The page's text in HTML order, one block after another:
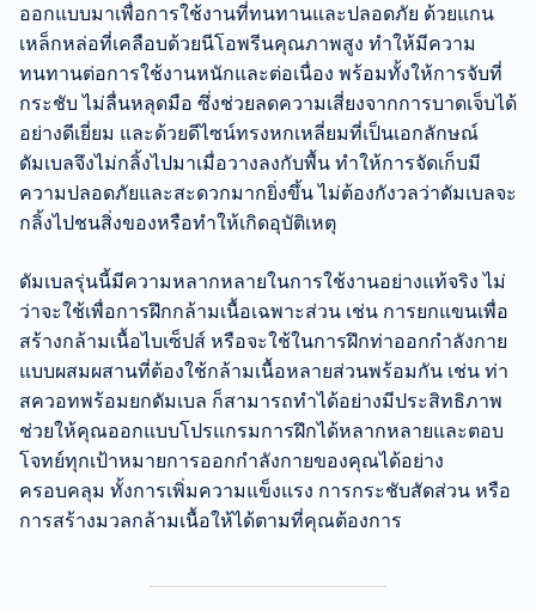
ออกแบบมาเพื่อการใช้งานที่ทนทานและปลอดภัย ด้วยแกน
เหล็กหล่อที่เคลือบด้วยนีโอพรีนคุณภาพสูง ทำให้มีความ
ทนทานต่อการใช้งานหนักและต่อเนื่อง พร้อมทั้งให้การจับที่
กระชับ ไม่ลื่นหลุดมือ ซึ่งช่วยลดความเสี่ยงจากการบาดเจ็บได้
อย่างดีเยี่ยม และด้วยดีไซน์ทรงหกเหลี่ยมที่เป็นเอกลักษณ์
ดัมเบลจึงไม่กลิ้งไปมาเมื่อวางลงกับพื้น ทำให้การจัดเก็บมี
ความปลอดภัยและสะดวกมากยิ่งขึ้น ไม่ต้องกังวลว่าดัมเบลจะ
กลิ้งไปชนสิ่งของหรือทำให้เกิดอุบัติเหตุ
ดัมเบลรุ่นนี้มีความหลากหลายในการใช้งานอย่างแท้จริง ไม่
ว่าจะใช้เพื่อการฝึกกล้ามเนื้อเฉพาะส่วน เช่น การยกแขนเพื่อ
สร้างกล้ามเนื้อไบเซ็ปส์ หรือจะใช้ในการฝึกท่าออกกำลังกาย
แบบผสมผสานที่ต้องใช้กล้ามเนื้อหลายส่วนพร้อมกัน เช่น ท่า
สควอทพร้อมยกดัมเบล ก็สามารถทำได้อย่างมีประสิทธิภาพ
ช่วยให้คุณออกแบบโปรแกรมการฝึกได้หลากหลายและตอบ
โจทย์ทุกเป้าหมายการออกกำลังกายของคุณได้อย่าง
ครอบคลุม ทั้งการเพิ่มความแข็งแรง การกระชับสัดส่วน หรือ
การสร้างมวลกล้ามเนื้อให้ได้ตามที่คุณต้องการ